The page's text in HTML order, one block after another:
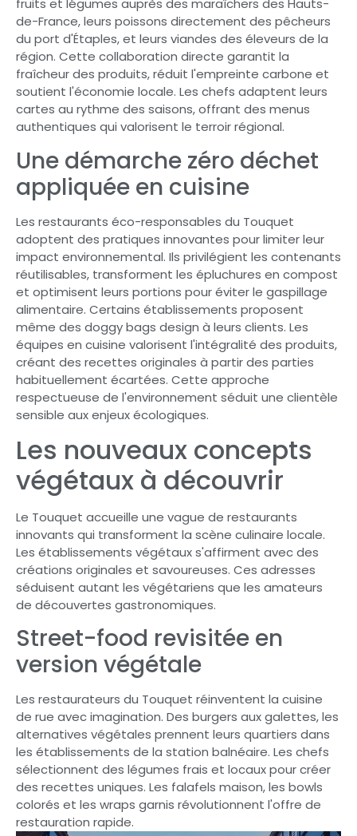
fruits et légumes auprès des maraîchers des Hauts-
de-France, leurs poissons directement des pêcheurs
du port d'Étaples, et leurs viandes des éleveurs de la
région. Cette collaboration directe garantit la
fraîcheur des produits, réduit l'empreinte carbone et
soutient l'économie locale. Les chefs adaptent leurs
cartes au rythme des saisons, offrant des menus
authentiques qui valorisent le terroir régional.
Une démarche zéro déchet
appliquée en cuisine
Les restaurants éco-responsables du Touquet
adoptent des pratiques innovantes pour limiter leur
impact environnemental. Ils privilégient les contenants
réutilisables, transforment les épluchures en compost
et optimisent leurs portions pour éviter le gaspillage
alimentaire. Certains établissements proposent
même des doggy bags design à leurs clients. Les
équipes en cuisine valorisent l'intégralité des produits,
créant des recettes originales à partir des parties
habituellement écartées. Cette approche
respectueuse de l'environnement séduit une clientèle
sensible aux enjeux écologiques.
Les nouveaux concepts
végétaux à découvrir
Le Touquet accueille une vague de restaurants
innovants qui transforment la scène culinaire locale.
Les établissements végétaux s'affirment avec des
créations originales et savoureuses. Ces adresses
séduisent autant les végétariens que les amateurs
de découvertes gastronomiques.
Street-food revisitée en
version végétale
Les restaurateurs du Touquet réinventent la cuisine
de rue avec imagination. Des burgers aux galettes, les
alternatives végétales prennent leurs quartiers dans
les établissements de la station balnéaire. Les chefs
sélectionnent des légumes frais et locaux pour créer
des recettes uniques. Les falafels maison, les bowls
colorés et les wraps garnis révolutionnent l'offre de
restauration rapide.